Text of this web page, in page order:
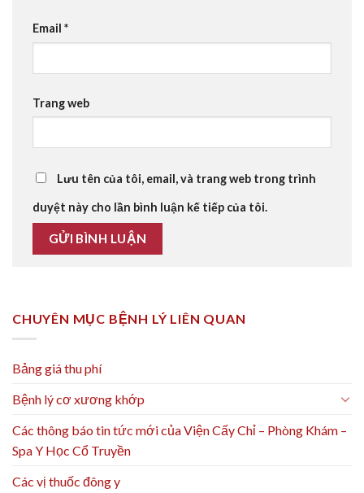
Email *
Trang web
Lưu tên của tôi, email, và trang web trong trình
duyệt này cho lần bình luận kế tiếp của tôi.
CHUYÊN MỤC BỆNH LÝ LIÊN QUAN
Bảng giá thu phí
Bệnh lý cơ xương khớp
Các thông báo tin tức mới của Viện Cấy Chỉ – Phòng Khám –
Spa Y Học Cổ Truyền
Các vị thuốc đông y